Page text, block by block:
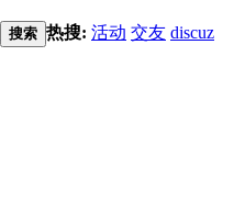
搜索 热搜: 活动 交友 discuz